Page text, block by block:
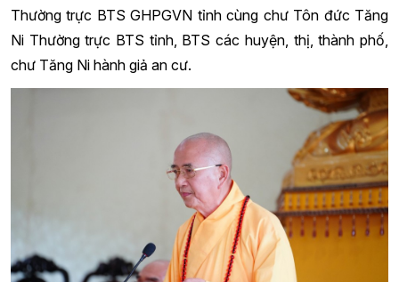
Thường trực BTS GHPGVN tỉnh cùng chư Tôn đức Tăng
Ni Thường trực BTS tỉnh, BTS các huyện, thị, thành phố,
chư Tăng Ni hành giả an cư.